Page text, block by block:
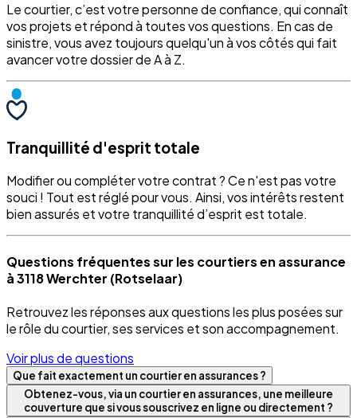
Le courtier, c’est votre personne de confiance, qui connaît
vos projets et répond à toutes vos questions. En cas de
sinistre, vous avez toujours quelqu'un à vos côtés qui fait
avancer votre dossier de A à Z.
Tranquillité d'esprit totale
Modifier ou compléter votre contrat ? Ce n'est pas votre
souci ! Tout est réglé pour vous. Ainsi, vos intérêts restent
bien assurés et votre tranquillité d’esprit est totale.
Questions fréquentes sur les courtiers en assurance
à 3118 Werchter (Rotselaar)
Retrouvez les réponses aux questions les plus posées sur
le rôle du courtier, ses services et son accompagnement.
Voir plus de questions
Que fait exactement un courtier en assurances ?
Obtenez-vous, via un courtier en assurances, une meilleure
couverture que si vous souscrivez en ligne ou directement ?